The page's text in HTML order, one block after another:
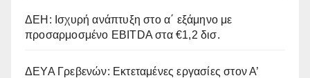
ΔΕΗ: Ισχυρή ανάπτυξη στο α΄ εξάμηνο με
προσαρμοσμένο EBITDA στα €1,2 δισ.
ΔΕΥΑ Γρεβενών: Εκτεταμένες εργασίες στον Α’